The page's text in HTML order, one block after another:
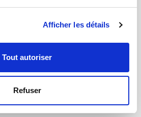
Afficher les détails
Tout autoriser
Refuser
clients dans la mise
nouvelle MDR